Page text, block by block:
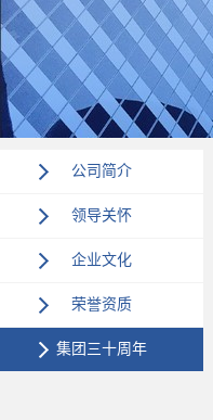
公司简介
领导关怀
企业文化
荣誉资质
集团三十周年